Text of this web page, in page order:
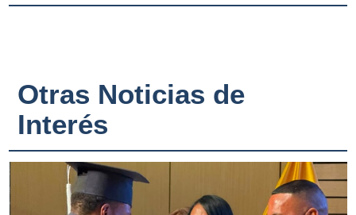
Otras Noticias de
Interés